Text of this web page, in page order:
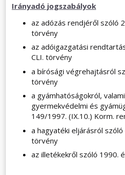
Irányadó jogszabályok
az adózás rendjéről szóló
törvény
az adóigazgatási
CLI. törvény
a bírósági végrehajtásról
törvény
a gyámhatóságokról,
gyermekvédelmi és
149/1997. (IX.10.) Korm.
a hagyatéki eljárásról szóló
törvény
az illetékekről szóló 1990.